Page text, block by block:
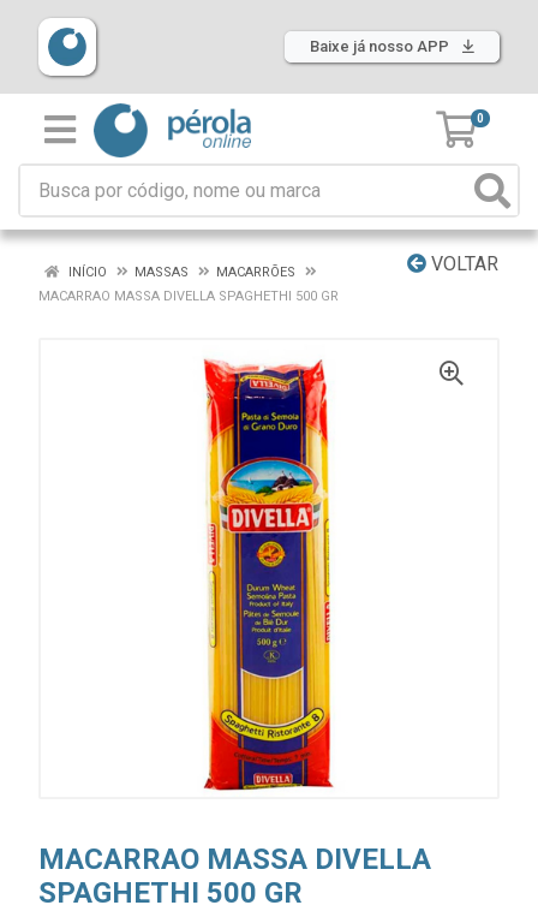
Baixe já nosso APP
0
VOLTAR
INÍCIO MASSAS
MACARRÕES
MACARRAO MASSA DIVELLA SPAGHETHI 500 GR
MACARRAO MASSA DIVELLA
SPAGHETHI 500 GR